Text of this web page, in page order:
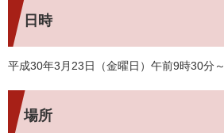
日時
平成30年3月23日（金曜日）午前9時30分～
場所